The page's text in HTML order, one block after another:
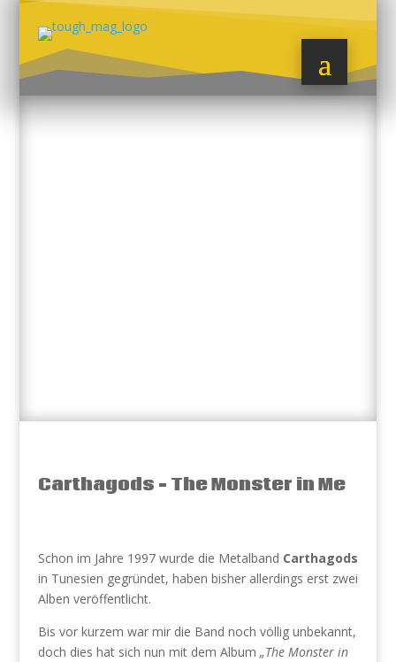
Carthagods – The Monster in Me
Schon im Jahre 1997 wurde die Metalband Carthagods
in Tunesien gegründet, haben bisher allerdings erst zwei
Alben veröffentlicht.
Bis vor kurzem war mir die Band noch völlig unbekannt,
doch dies hat sich nun mit dem Album „The Monster in